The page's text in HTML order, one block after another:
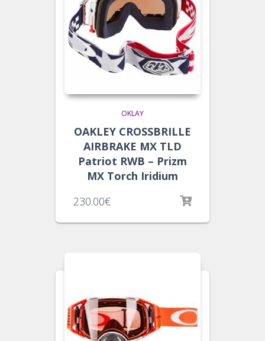
OKLAY
OAKLEY CROSSBRILLE
AIRBRAKE MX TLD
Patriot RWB – Prizm
MX Torch Iridium
230.00€